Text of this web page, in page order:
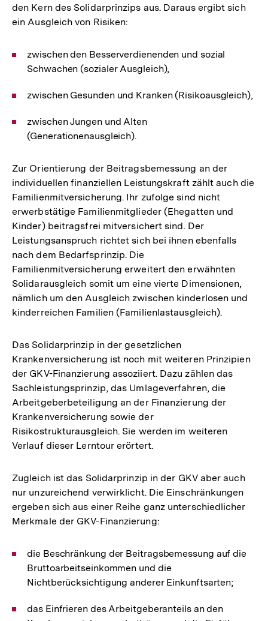
den Kern des Solidarprinzips aus. Daraus ergibt sich
ein Ausgleich von Risiken:
zwischen den Besserverdienenden und sozial
Schwachen (sozialer Ausgleich),
zwischen Gesunden und Kranken (Risikoausgleich),
zwischen Jungen und Alten
(Generationenausgleich).
Zur Orientierung der Beitragsbemessung an der
individuellen finanziellen Leistungskraft zählt auch die
Familienmitversicherung. Ihr zufolge sind nicht
erwerbstätige Familienmitglieder (Ehegatten und
Kinder) beitragsfrei mitversichert sind. Der
Leistungsanspruch richtet sich bei ihnen ebenfalls
nach dem Bedarfsprinzip. Die
Familienmitversicherung erweitert den erwähnten
Solidarausgleich somit um eine vierte Dimensionen,
nämlich um den Ausgleich zwischen kinderlosen und
kinderreichen Familien (Familienlastausgleich).
Das Solidarprinzip in der gesetzlichen
Krankenversicherung ist noch mit weiteren Prinzipien
der GKV-Finanzierung assoziiert. Dazu zählen das
Sachleistungsprinzip, das Umlageverfahren, die
Arbeitgeberbeteiligung an der Finanzierung der
Krankenversicherung sowie der
Risikostrukturausgleich. Sie werden im weiteren
Verlauf dieser Lerntour erörtert.
Zugleich ist das Solidarprinzip in der GKV aber auch
nur unzureichend verwirklicht. Die Einschränkungen
ergeben sich aus einer Reihe ganz unterschiedlicher
Merkmale der GKV-Finanzierung:
die Beschränkung der Beitragsbemessung auf die
Bruttoarbeitseinkommen und die
Nichtberücksichtigung anderer Einkunftsarten;
das Einfrieren des Arbeitgeberanteils an den